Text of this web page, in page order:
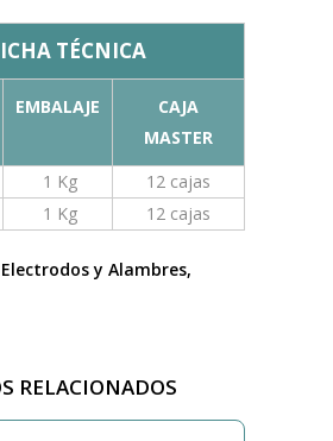
TÉCNICA
EMBALAJE
CAJA
MASTER
1 Kg
12 cajas
1 Kg 12 cajas
Electrodos y Alambres,
RELACIONADOS